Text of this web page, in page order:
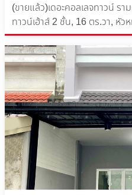
(ขายแล้ว)เดอะคอลเลจทาวน์ ร
ทาวน์เฮ้าส์ 2 ชั้น, 16 ตร.วา, หัว